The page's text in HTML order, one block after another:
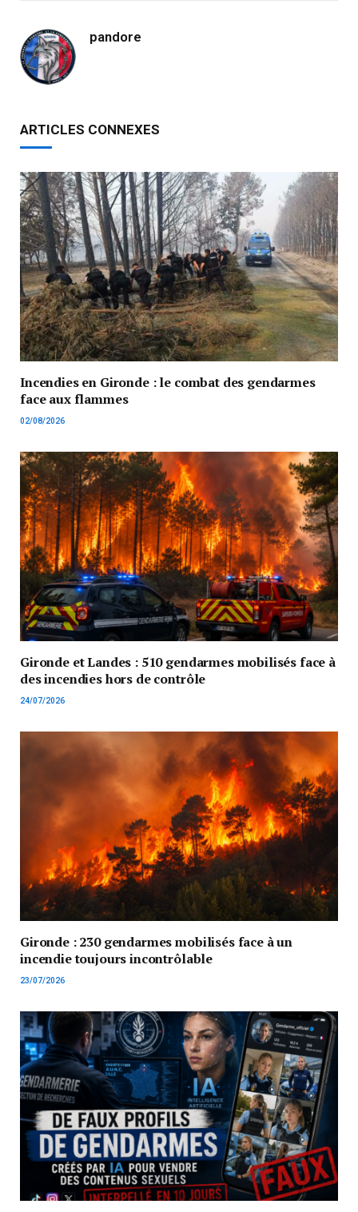
pandore
ARTICLES CONNEXES
Incendies en Gironde : le combat des gendarmes
face aux flammes
02/08/2026
Gironde et Landes : 510 gendarmes mobilisés face à
des incendies hors de contrôle
24/07/2026
Gironde : 230 gendarmes mobilisés face à un
incendie toujours incontrôlable
23/07/2026